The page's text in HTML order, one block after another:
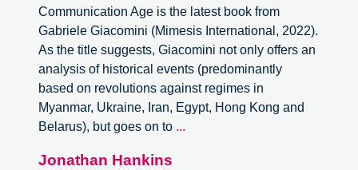
Communication Age is the latest book from
Gabriele Giacomini (Mimesis International, 2022).
As the title suggests, Giacomini not only offers an
analysis of historical events (predominantly
based on revolutions against regimes in
Myanmar, Ukraine, Iran, Egypt, Hong Kong and
Belarus), but goes on to ...
Jonathan Hankins